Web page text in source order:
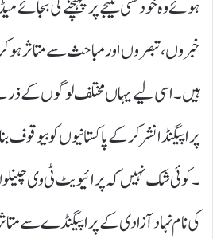
ہوئے وہ خود کسی نتیجے پر پہنچنے کی بجائے
خبروں ،تبصروں اور مباحث سے متاثر ہو
ہیں۔ اسی لیے یہاں مختلف لوگوں کے
پراپیگنڈا نشر کر کے پاکستانیوں کو
۔کوئی شک نہیں کہ پرائیویٹ ٹی وی
کی نام نہاد آزادی کے پراپیگنڈے سے